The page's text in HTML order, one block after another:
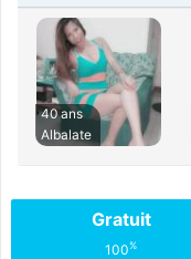
40 ans
Albalate
Gratuit
100%